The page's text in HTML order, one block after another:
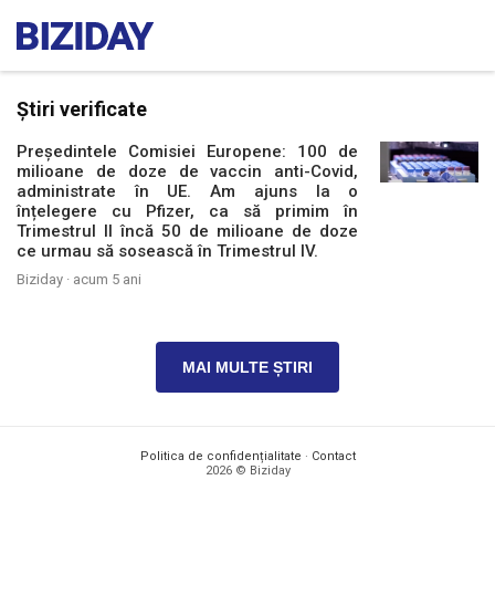
Știri verificate
Președintele Comisiei Europene: 100 de
milioane de doze de vaccin anti-Covid,
administrate în UE. Am ajuns la o
înțelegere cu Pfizer, ca să primim în
Trimestrul II încă 50 de milioane de doze
ce urmau să sosească în Trimestrul IV.
Biziday · acum 5 ani
MAI MULTE ȘTIRI
Politica de confidențialitate · Contact
2026 © Biziday